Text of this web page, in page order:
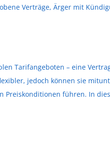
Verträge, Ärger mit
Tarifangeboten – eine
jedoch können sie
Preiskonditionen führen. In